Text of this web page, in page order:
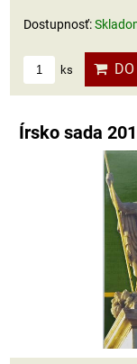
Dostupnosť:
ks DO
Írsko sada